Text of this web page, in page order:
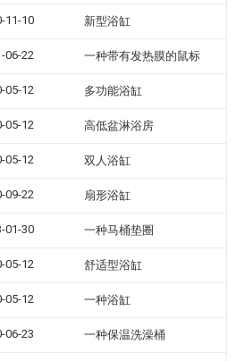
11-10 新型浴缸
06-22 一种带有发热膜的鼠标
05-12 多功能浴缸
05-12 高低盆淋浴房
05-12 双人浴缸
09-22 扇形浴缸
01-30 一种马桶垫圈
05-12 舒适型浴缸
05-12 一种浴缸
06-23 一种保温洗澡桶